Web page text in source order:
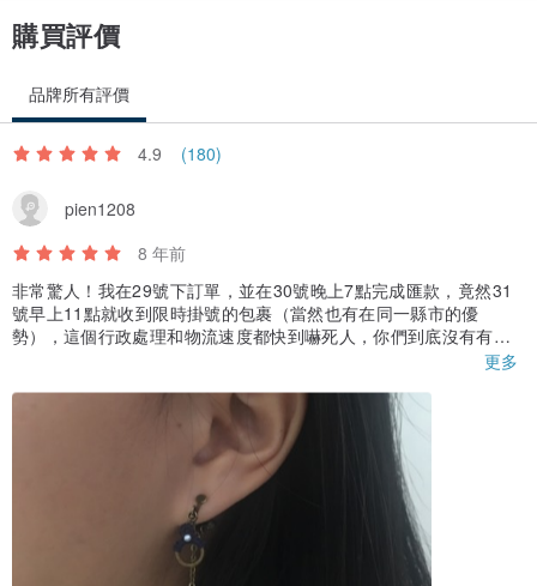
購買評價
品牌所有評價
4.9 (180)
pien1208
8 年前
非常驚人！我在29號下訂單，並在30號晚上7點完成匯款，竟然31
號早上11點就收到限時掛號的包裹（當然也有在同一縣市的優
勢），這個行政處理和物流速度都快到嚇死人，你們到底沒有有在
下班！（派人去勞檢
買的兩副耳夾都令人十分喜愛，實體意外地比想像中的小，但正是
因為小巧（約2-3個牙籤寬），戴起來十分低調而精緻，非常喜歡！
更多